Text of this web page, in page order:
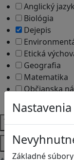
Základné
Anglický jazyk
Biológia
Dejepis
Etická
Geografia
Matematika
Občianska
Témy
Platformy